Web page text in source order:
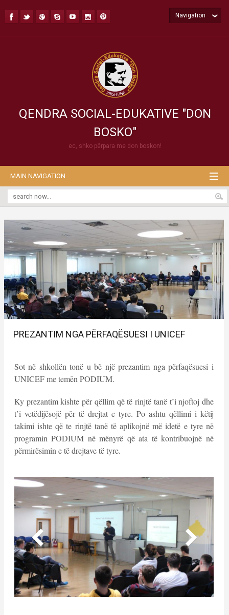
QENDRA SOCIAL-EDUKATIVE "DON
BOSKO"
ec, shko përpara me don boskon!
Navigation
MAIN NAVIGATION
PREZANTIM NGA PËRFAQËSUESI I UNICEF
Sot në shkollën tonë u bë një prezantim nga përfaqësuesi i
UNICEF me temën PODIUM.
Ky prezantim kishte për qëllim që të rinjtë tanë t’i njoftoj dhe
t’i vetëdijësojë për të drejtat e tyre. Po ashtu qëllimi i këtij
takimi ishte që te rinjtë tanë të aplikojnë më idetë e tyre në
programin PODIUM në mënyrë që ata të kontribuojnë në
përmirësimin e të drejtave të tyre.